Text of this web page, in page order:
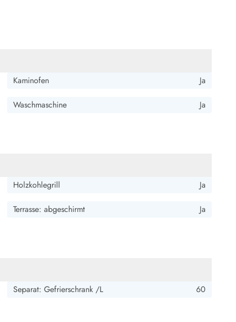
Kaminofen Ja
Waschmaschine Ja
Holzkohlegrill Ja
Terrasse: abgeschirmt Ja
Separat: Gefrierschrank /L 60